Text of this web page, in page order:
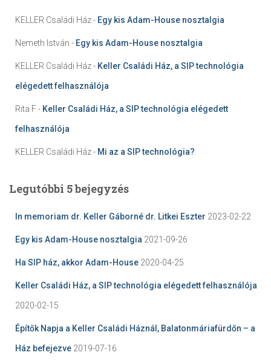
KELLER Családi Ház- Egy kis Adam-House nosztalgia
Nemeth István - Egy kis Adam-House nosztalgia
KELLER Családi Ház- Keller Családi Ház, a SIP technológia
elégedett felhasználója
Rita F- Keller Családi Ház, a SIP technológia elégedett
felhasználója
KELLER Családi Ház- Mi az a SIP technológia?
Legutóbbi 5 bejegyzés
In memoriam dr. Keller Gáborné dr. Litkei Eszter 2023-02-22
Egy kis Adam-House nosztalgia 2021-09-26
Ha SIP ház, akkor Adam-House 2020-04-25
Keller Családi Ház, a SIP technológia elégedett felhasználója
2020-02-15
Építők Napja a Keller Családi Háznál, Balatonmáriafürdőn – a
Ház befejezve 2019-07-16